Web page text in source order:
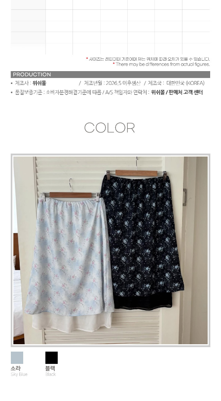
페이코 라이
구매